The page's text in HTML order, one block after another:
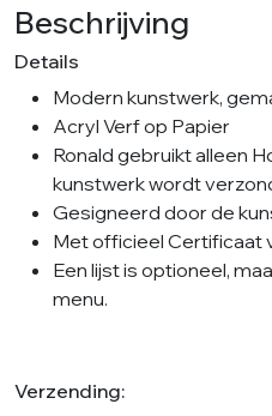
Beschrijving
Details
Modern kunstwerk,
Acryl Verf op Papier
Ronald gebruikt alleen
kunstwerk wordt
Gesigneerd door de
Met officieel Certificaat
Een lijst is optioneel,
menu.
Verzending: